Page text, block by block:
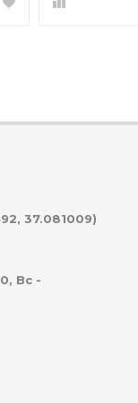
37.081009)
Вс -